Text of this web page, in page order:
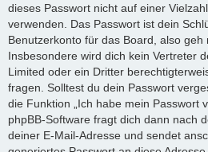
dieses Passwort nicht auf einer
verwenden. Das Passwort ist dein
Benutzerkonto für das Board, also geh
Insbesondere wird dich kein Vertreter
Limited oder ein Dritter
fragen. Solltest du dein Passwort
die Funktion „Ich habe mein Passwort
phpBB-Software fragt dich dann nach
deiner E-Mail-Adresse und sendet